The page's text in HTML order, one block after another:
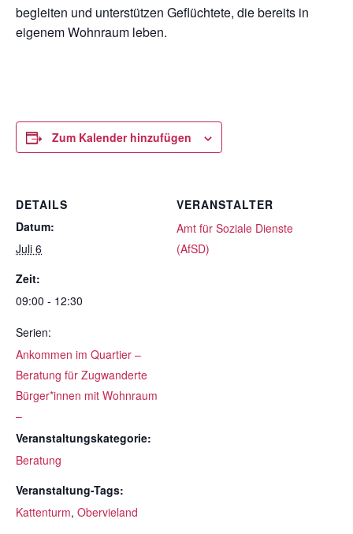
begleiten und unterstützen Geflüchtete, die bereits in
eigenem Wohnraum leben.
Zum Kalender hinzufügen
DETAILS
Datum:
Juli 6
Zeit:
09:00 - 12:30
Serien:
Ankommen im Quartier –
Beratung für Zugwanderte
Bürger*innen mit Wohnraum
–
Veranstaltungskategorie:
Beratung
Veranstaltung-Tags:
Kattenturm, Obervieland
VERANSTALTER
Amt für Soziale Dienste
(AfSD)